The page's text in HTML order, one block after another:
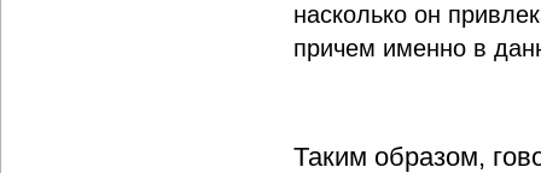
насколько он
причем именно в
Таким образом,